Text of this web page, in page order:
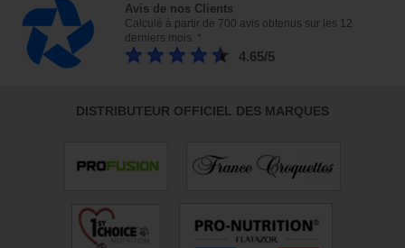
Avis de nos Clients
Calculé à partir de 700 avis obtenus sur les 12
derniers mois. *
4.65/5
DISTRIBUTEUR OFFICIEL DES MARQUES